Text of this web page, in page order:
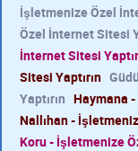
İşletmenize Özel
Özel İnternet Sitesi
İnternet Sitesi
Sitesi Yaptırın
Yaptırın Haymana
Nallıhan -
Koru - İşletmenize